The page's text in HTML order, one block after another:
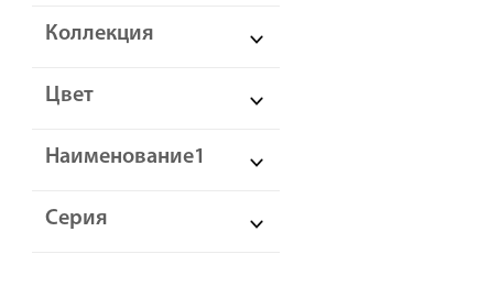
Коллекция
Цвет
Наименование1
Серия